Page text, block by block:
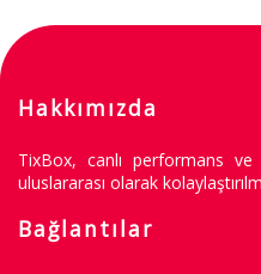
Hakkımızda
TixBox, canlı performans
uluslararası olarak
Bağlantılar